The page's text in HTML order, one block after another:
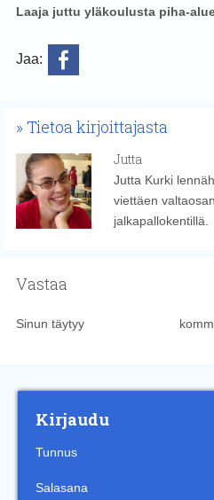
Laaja juttu yläkoulusta piha-
Jaa:
Tietoa kirjoittajasta
Jutta
Jutta Kurki
viettäen
jalkapallokentillä.
Vastaa
Sinun täytyy
Kirjaudu
Tunnus
Salasana